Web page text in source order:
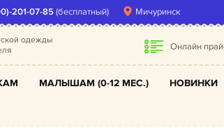
одежды
Онлайн
МАЛЫШАМ (0-12 МЕС.) НОВИНКИ
Мичуринск
201-07-85(бесплатный)